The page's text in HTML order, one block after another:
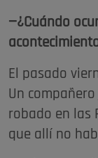
—¿Cuándo
El pasado
Un
robado en las
que allí no